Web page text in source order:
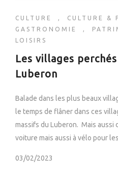
CULTURE , CULTURE &
GASTRONOMIE
,
LOISIRS
Les villages
Luberon
Balade dans les plus beaux
le temps de flâner dans ces
massifs du Luberon. Mais aussi
voiture mais aussi à vélo pour
03/02/2023